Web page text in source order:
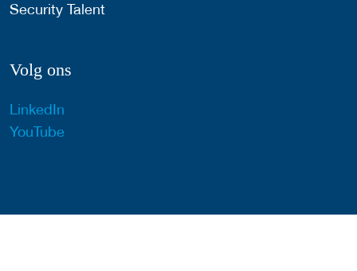
Security Talent
Volg ons
LinkedIn
YouTube